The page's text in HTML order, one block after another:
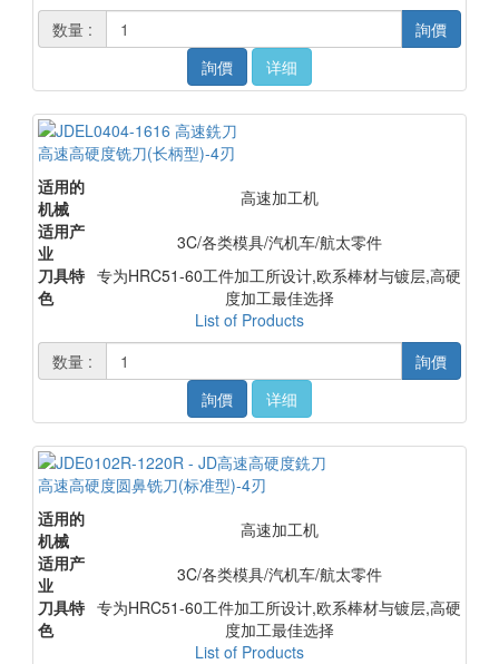
数量 :
詢價
詢價
详细
高速高硬度铣刀(长柄型)-4刃
适用的
机械
高速加工机
适用产
业
3C/各类模具/汽机车/航太零件
刀具特
色
专为HRC51-60工件加工所设计,欧系棒材与镀层,高硬
度加工最佳选择
List of Products
数量 :
詢價
詢價
详细
高速高硬度圆鼻铣刀(标准型)-4刃
适用的
机械
高速加工机
适用产
业
3C/各类模具/汽机车/航太零件
刀具特
色
专为HRC51-60工件加工所设计,欧系棒材与镀层,高硬
度加工最佳选择
List of Products